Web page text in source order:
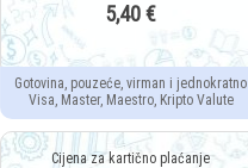
5,40 €
Gotovina, pouzeće, virman i jednokratno
Visa, Master, Maestro, Kripto Valute